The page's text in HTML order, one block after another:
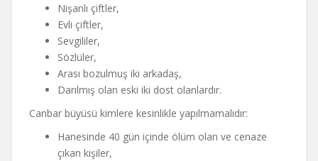
Nişanlı çiftler,
Evli çiftler,
Sevgililer,
Sözlüler,
Arası bozulmuş iki arkadaş,
Darılmış olan eski iki dost olanlardır.
Canbar büyüsü kimlere kesinlikle yapılmamalıdır:
Hanesinde 40 gün içinde ölüm olan ve cenaze
çıkan kişiler,